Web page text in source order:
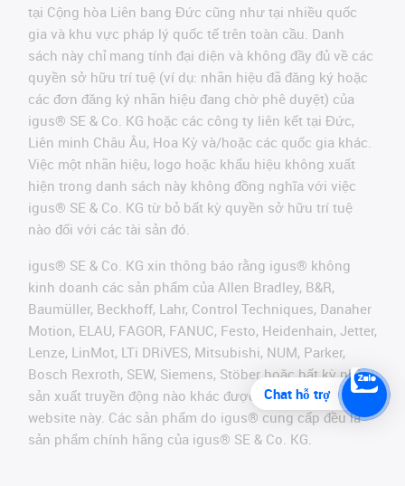
tại Cộng hòa Liên bang Đức cũng như tại nhiều quốc
gia và khu vực pháp lý quốc tế trên toàn cầu. Danh
sách này chỉ mang tính đại diện và không đầy đủ về các
quyền sở hữu trí tuệ (ví dụ: nhãn hiệu đã đăng ký hoặc
các đơn đăng ký nhãn hiệu đang chờ phê duyệt) của
igus® SE & Co. KG hoặc các công ty liên kết tại Đức,
Liên minh Châu Âu, Hoa Kỳ và/hoặc các quốc gia khác.
Việc một nhãn hiệu, logo hoặc khẩu hiệu không xuất
hiện trong danh sách này không đồng nghĩa với việc
igus® SE & Co. KG từ bỏ bất kỳ quyền sở hữu trí tuệ
nào đối với các tài sản đó.
igus® SE & Co. KG xin thông báo rằng igus® không
kinh doanh các sản phẩm của Allen Bradley, B&R,
Baumüller, Beckhoff, Lahr, Control Techniques, Danaher
Motion, ELAU, FAGOR, FANUC, Festo, Heidenhain, Jetter,
Lenze, LinMot, LTi DRiVES, Mitsubishi, NUM, Parker,
Bosch Rexroth, SEW, Siemens, Stöber hoặc bất kỳ nhà
sản xuất truyền động nào khác được đề cập trên
website này. Các sản phẩm do igus® cung cấp đều là
sản phẩm chính hãng của igus® SE & Co. KG.
Chat hỗ trợ